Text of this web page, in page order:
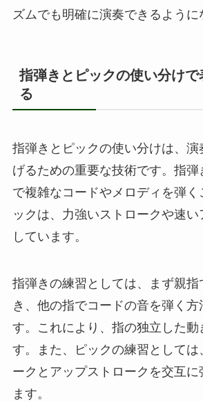
ズムでも明確に演奏できるように
指弾きとピックの使い分け
る
指弾きとピックの使い分けは、
げるための重要な技術です。指弾
で複雑なコードやメロディを弾
ックは、力強いストロークや速い
しています。
指弾きの練習としては、まず親
き、他の指でコードの音を弾く方
す。これにより、指の独立した動
す。また、ピックの練習としては
ークとアップストロークを交互に
ます。